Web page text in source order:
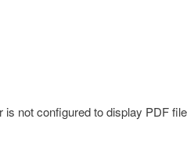
is not configured to display PDF